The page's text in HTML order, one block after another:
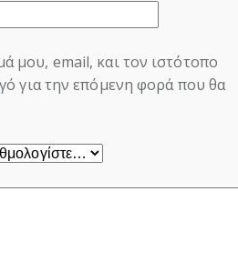
μου, email, και τον ιστότοπο
για την επόμενη φορά που θα